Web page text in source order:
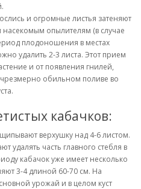
и огромные листья затеняют
опылителям (в случае
плодоношения в местах
удалить 2-3 листа. Этот прием
и от появления гнилей,
обильном поливе во
кабачков:
верхушку над 4-6 листом.
удалять часть главного стебля в
кабачок уже имеет несколько
3-4 длиной 60-70 см. На
урожай и в целом куст